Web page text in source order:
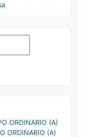
ORDINARIO (A)
ORDINARIO (A)